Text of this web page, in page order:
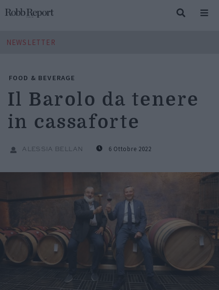
NEWSLETTER
FOOD & BEVERAGE
Il Barolo da tenere
in cassaforte
ALESSIA BELLAN 6 Ottobre 2022